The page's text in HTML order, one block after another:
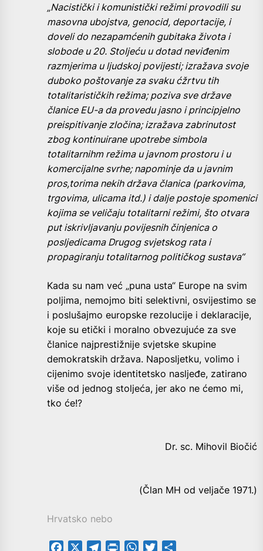
„Nacistički i komunistički režimi provodili su
masovna ubojstva, genocid, deportacije, i
doveli do nezapamćenih gubitaka života i
slobode u 20. Stoljeću u dotad neviđenim
razmjerima u ljudskoj povijesti; izražava svoje
duboko poštovanje za svaku ćžrtvu tih
totalitarističkih režima; poziva sve države
članice EU-a da provedu jasno i principjelno
preispitivanje zločina; izražava zabrinutost
zbog kontinuirane upotrebe simbola
totalitarnihm režima u javnom prostoru i u
komercijalne svrhe; napominje da u javnim
pros,torima nekih država članica (parkovima,
trgovima, ulicama itd.) i dalje postoje spomenici
kojima se veličaju totalitarni režimi, što otvara
put iskrivljavanju povijesnih činjenica o
posljedicama Drugog svjetskog rata i
propagiranju totalitarnog političkog sustava“
Kada su nam već „puna usta“ Europe na svim
poljima, nemojmo biti selektivni, osvijestimo se
i poslušajmo europske rezolucije i deklaracije,
koje su etički i moralno obvezujuće za sve
članice najprestižnije svjetske skupine
demokratskih država. Naposljetku, volimo i
cijenimo svoje identitetsko nasljeđe, zatirano
više od jednog stoljeća, jer ako ne ćemo mi,
tko će!?
Dr. sc. Mihovil Biočić
(Član MH od veljače 1971.)
Hrvatsko nebo
Facebook TelegramPrintFriendly
WhatsApp
Twitter